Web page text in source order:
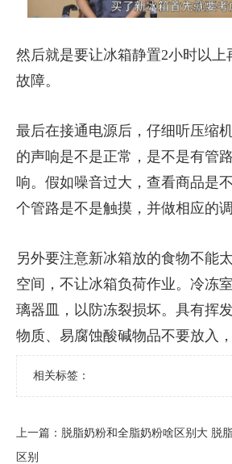
然后就是要让冰箱静置2小时以上
故障。
最后在接通电源后，仔细听压缩
的声响是不是正常，是不是有管
响。假如噪音过大，查看商品是
个管路是不是触摸，并做相应的调
另外要注意新冰箱放的食物不能
空间，不让冰箱负荷作业。冷冻
璃器皿，以防冻裂损坏。具有挥
物质、易腐蚀酸碱物品不要放入
相关标签：
上一篇： 脱脂奶粉和全脂奶粉啥区别大 脱
区别